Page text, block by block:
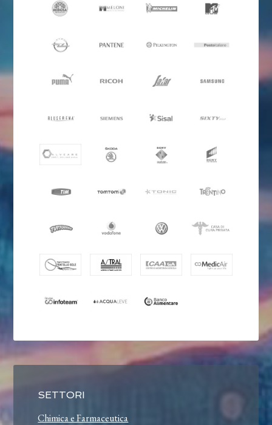
SETTORI
Chimica e Farmaceutica